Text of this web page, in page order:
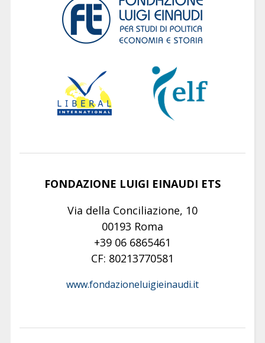
FONDAZIONE LUIGI EINAUDI ETS
Via della Conciliazione, 10
00193 Roma
+39 06 6865461
CF: 80213770581
www.fondazioneluigieinaudi.it